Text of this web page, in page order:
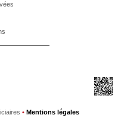
• Mentions légales